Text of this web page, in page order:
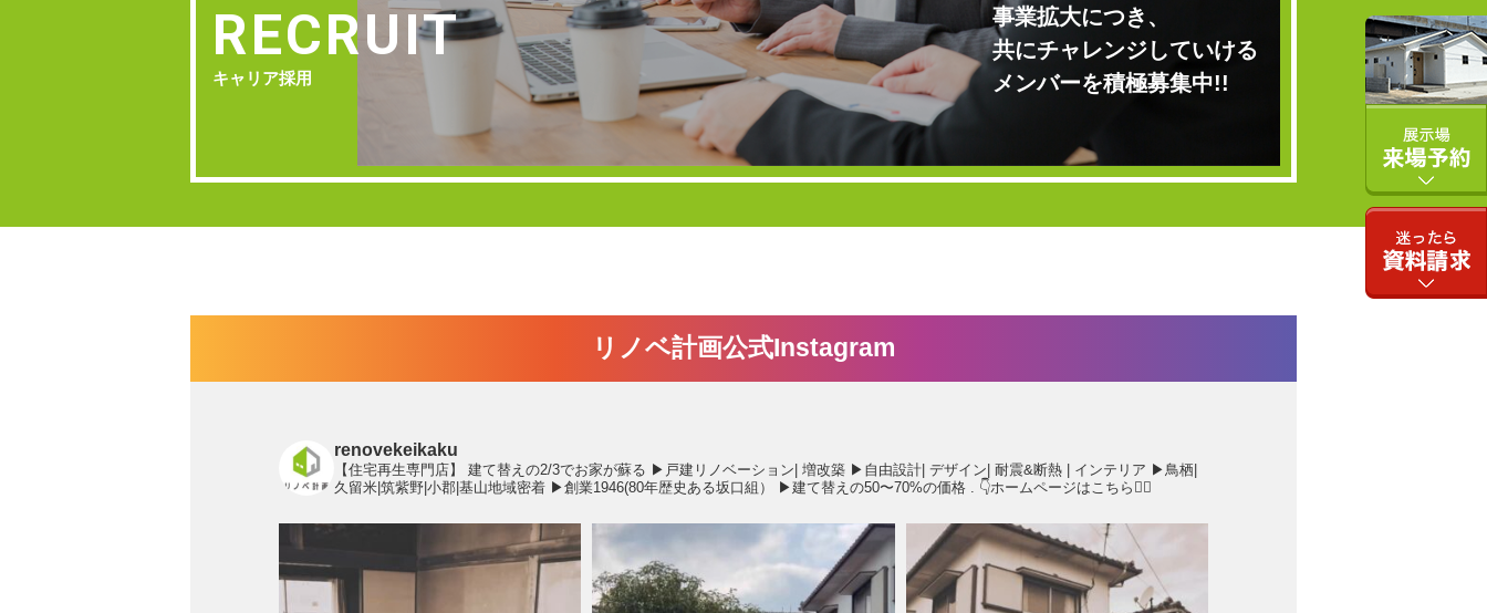
RECRUIT
キャリア採用
事業拡大につき、
共にチャレンジしていける
メンバーを積極募集中!!
リノベ計画公式Instagram
renovekeikaku
【住宅再生専門店】 建て替えの2/3でお家が蘇る ▶︎戸建リノベーション| 増改築 ▶︎自由設計| デザイン| 耐震&断熱 | インテリア ▶︎鳥栖|
久留米|筑紫野|小郡|基山地域密着 ▶︎創業1946(80年歴史ある坂口組） ▶︎建て替えの50〜70%の価格 👇ホームページはこちら💁‍♂️